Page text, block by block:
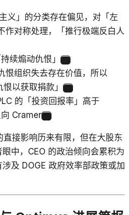
义」的分类存在偏见，对「左
作对称处理，「推行极端反白人
续煽动仇恨」
恨组织失去存在价值，所以
以获取捐款」
的「投资回报率」高于
Cramer
接影响历来有限，但在大股东
中，CEO 的政治倾向会累积为
及 DOGE 政府效率部政策或加